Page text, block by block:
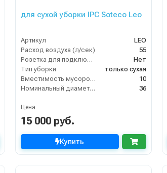
для сухой уборки IPC Soteco Leo
Артикул
LEO
Расход воздуха (л/сек)
55
Розетка для подключения инструмента
Нет
Тип уборки
только сухая
Вместимость мусоросборника (л)
10
Номинальный диаметр принадлежностей (мм)
36
Цена
15 000 руб.
Купить